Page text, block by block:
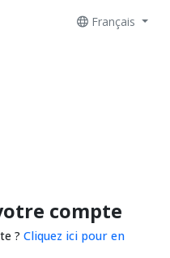
Français
compte
? Cliquez ici pour en